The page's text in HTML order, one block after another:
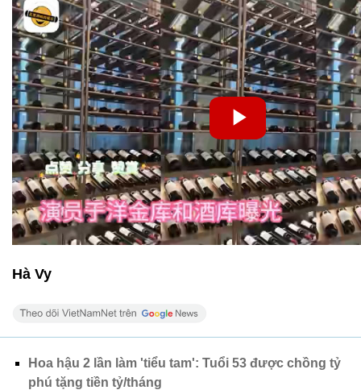
Hà Vy
Hoa hậu 2 lần làm 'tiểu tam': Tuổi 53 được chồng tỷ
phú tặng tiền tỷ/tháng